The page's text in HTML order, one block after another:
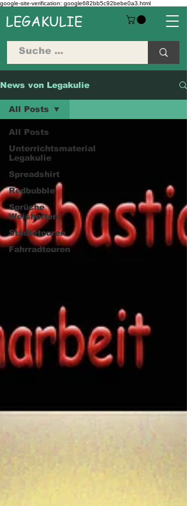
google-site-verification: google682bb5c92bebe0a3.html
LEGAKULIE
News von Legakulie
All Posts
Unterrichtsmaterial
Legakulie
Spreadshirt
Redbubble
Sprüche
Weisheiten
Städtetouren
Fahrradtouren
All Posts